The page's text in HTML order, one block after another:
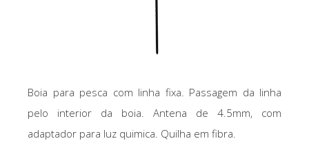
Boia para pesca com linha fixa. Passagem da linha
pelo interior da boia. Antena de 4.5mm, com
adaptador para luz quimica. Quilha em fibra.